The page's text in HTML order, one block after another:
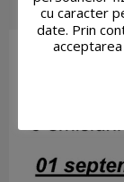
cu caracter
date. Prin